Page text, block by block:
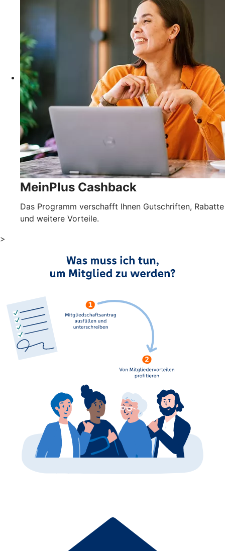
MeinPlus Cashback
Das Programm verschafft Ihnen Gutschriften, Rabatte
und weitere Vorteile.
>